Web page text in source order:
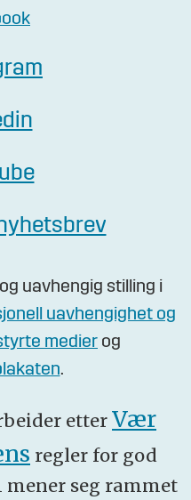
uavhengig stilling i
uavhengighet og
medier og
.
etter Vær
regler for god
mener seg rammet